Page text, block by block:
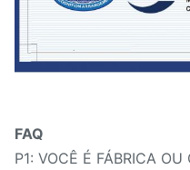
FAQ
P1: VOCÊ É FÁBRICA